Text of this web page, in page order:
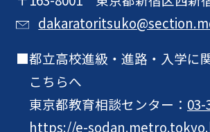
都立高校進級・進路・入学に
こちらへ
東京都教育相談センター： 03-
https://e-